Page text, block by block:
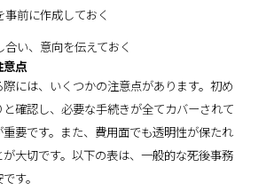
前に作成しておく
い、意向を伝えておく
意点
には、いくつかの注意点があります。初め
確認し、必要な手続きが全てカバーされて
要です。また、費用面でも透明性が保たれ
大切です。以下の表は、一般的な死後事務
す。